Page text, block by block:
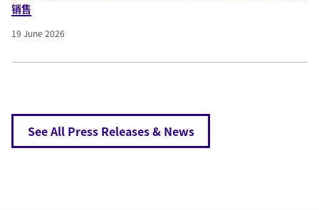
销售
19 June 2026
See All Press Releases & News